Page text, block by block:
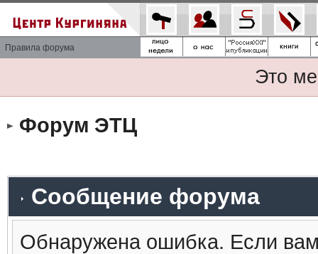
Правила форума
Это
Форум ЭТЦ
Сообщение форума
Обнаружена ошибка. Если